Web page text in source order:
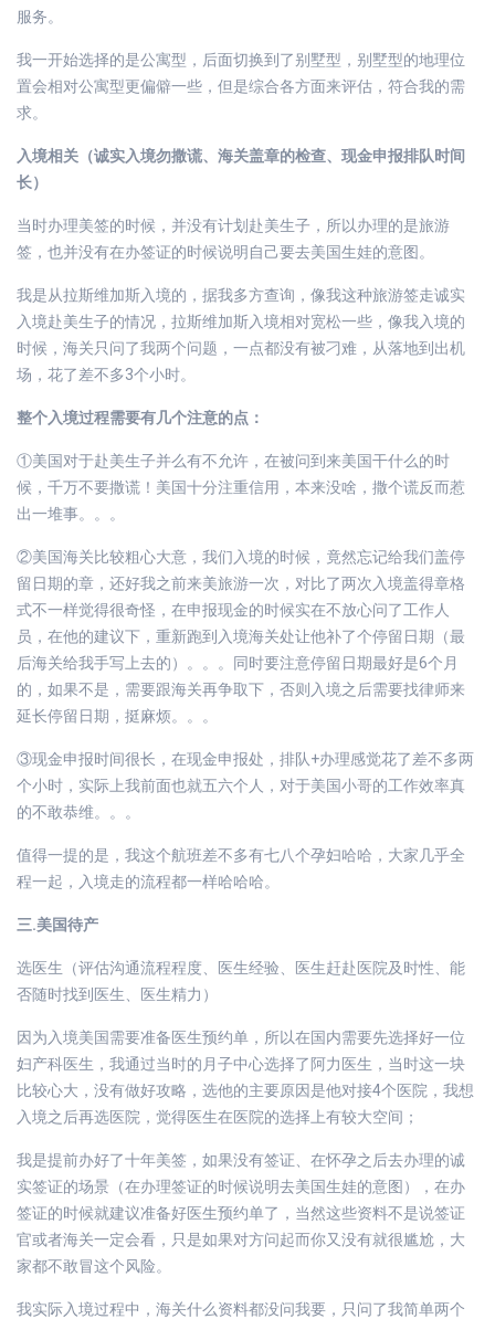
服务。
我一开始选择的是公寓型，后面切换到了别墅型，别墅型的地理位
置会相对公寓型更偏僻一些，但是综合各方面来评估，符合我的需
求。
入境相关（诚实入境勿撒谎、海关盖章的检查、现金申报排队时间
长）
当时办理美签的时候，并没有计划赴美生子，所以办理的是旅游
签，也并没有在办签证的时候说明自己要去美国生娃的意图。
我是从拉斯维加斯入境的，据我多方查询，像我这种旅游签走诚实
入境赴美生子的情况，拉斯维加斯入境相对宽松一些，像我入境的
时候，海关只问了我两个问题，一点都没有被刁难，从落地到出机
场，花了差不多3个小时。
整个入境过程需要有几个注意的点：
①美国对于赴美生子并么有不允许，在被问到来美国干什么的时
候，千万不要撒谎！美国十分注重信用，本来没啥，撒个谎反而惹
出一堆事。。。
②美国海关比较粗心大意，我们入境的时候，竟然忘记给我们盖停
留日期的章，还好我之前来美旅游一次，对比了两次入境盖得章格
式不一样觉得很奇怪，在申报现金的时候实在不放心问了工作人
员，在他的建议下，重新跑到入境海关处让他补了个停留日期（最
后海关给我手写上去的）。。。同时要注意停留日期最好是6个月
的，如果不是，需要跟海关再争取下，否则入境之后需要找律师来
延长停留日期，挺麻烦。。。
③现金申报时间很长，在现金申报处，排队+办理感觉花了差不多两
个小时，实际上我前面也就五六个人，对于美国小哥的工作效率真
的不敢恭维。。。
值得一提的是，我这个航班差不多有七八个孕妇哈哈，大家几乎全
程一起，入境走的流程都一样哈哈哈。
三.美国待产
选医生（评估沟通流程程度、医生经验、医生赶赴医院及时性、能
否随时找到医生、医生精力）
因为入境美国需要准备医生预约单，所以在国内需要先选择好一位
妇产科医生，我通过当时的月子中心选择了阿力医生，当时这一块
比较心大，没有做好攻略，选他的主要原因是他对接4个医院，我想
入境之后再选医院，觉得医生在医院的选择上有较大空间；
我是提前办好了十年美签，如果没有签证、在怀孕之后去办理的诚
实签证的场景（在办理签证的时候说明去美国生娃的意图），在办
签证的时候就建议准备好医生预约单了，当然这些资料不是说签证
官或者海关一定会看，只是如果对方问起而你又没有就很尴尬，大
家都不敢冒这个风险。
我实际入境过程中，海关什么资料都没问我要，只问了我简单两个